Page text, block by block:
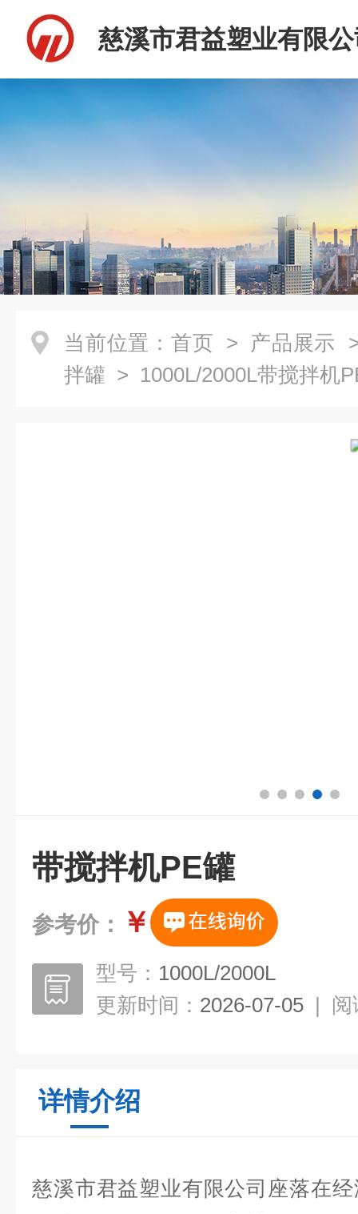
慈溪市君益塑业有限
当前位置： 首页 > 产品展示
拌罐 > 1000L/2000L带搅拌机
带搅拌机PE罐
参考价： ￥
型号： 1000L/2000L
更新时间： 2026-07-05 | 阅
详情介绍
慈溪市君益塑业有限公司座落在